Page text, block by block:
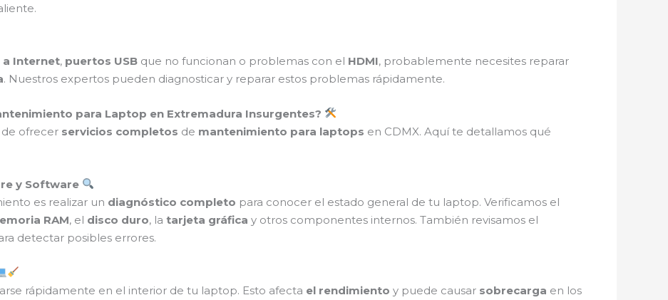
a Internet, puertos USB que no funcionan o problemas con el HDMI, probablemente necesites reparar
. Nuestros expertos pueden diagnosticar y reparar estos problemas rápidamente.
para Laptop en Extremadura Insurgentes?
de ofrecer servicios completos de mantenimiento para laptops en CDMX. Aquí te detallamos qué
y Software
es realizar un diagnóstico completo para conocer el estado general de tu laptop. Verificamos el
RAM, el disco duro, la tarjeta gráfica y otros componentes internos. También revisamos el
detectar posibles errores.
rápidamente en el interior de tu laptop. Esto afecta el rendimiento y puede causar sobrecarga en los